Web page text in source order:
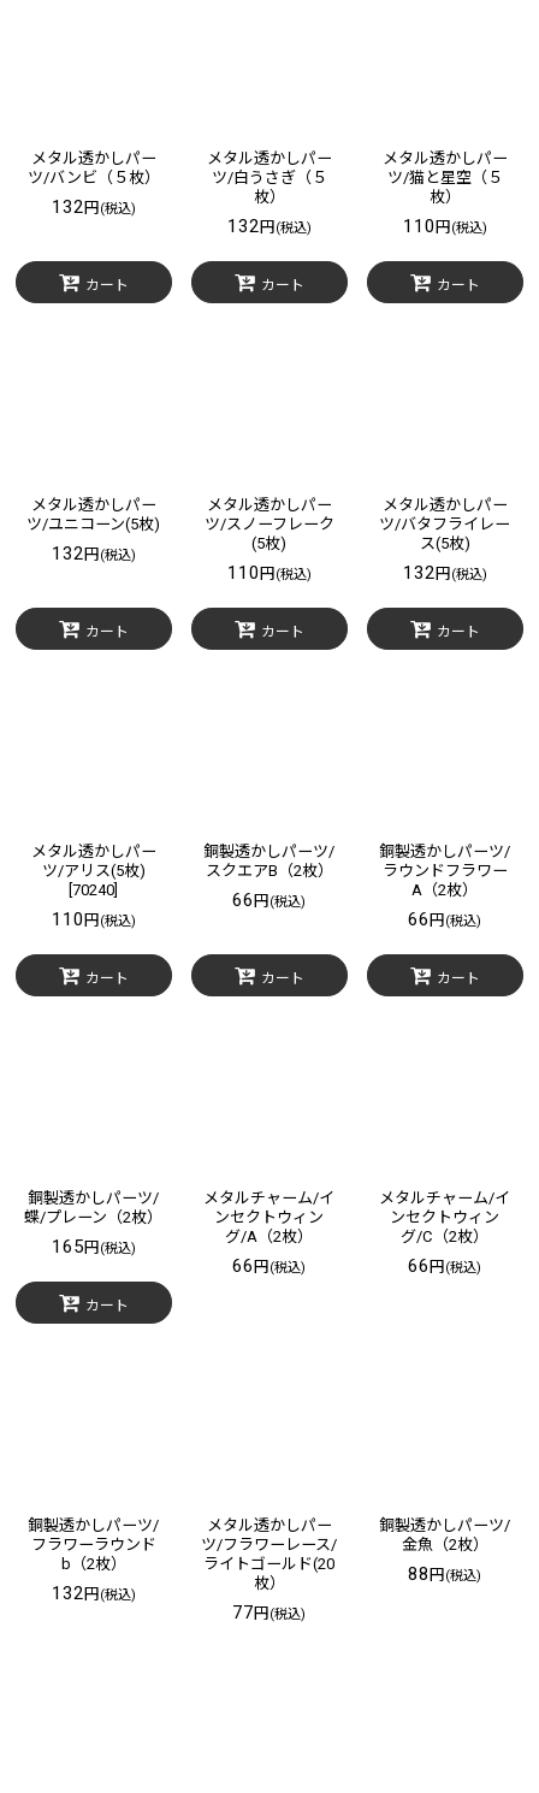
メタル透かしパー
ツ/バンビ（５枚）
132 円 (税込)
カート
メタル透かしパー
ツ/白うさぎ（５
枚）
132 円 (税込)
カート
メタル透かしパー
ツ/猫と星空（５
枚）
110 円 (税込)
カート
メタル透かしパー
ツ/ユニコーン(5枚)
132 円 (税込)
カート
メタル透かしパー
ツ/スノーフレーク
(5枚)
110 円 (税込)
カート
メタル透かしパー
ツ/バタフライレー
ス(5枚)
132 円 (税込)
カート
メタル透かしパー
ツ/アリス(5枚)
[70240
110 円 (税込)
カート
銅製透かしパーツ/
スクエアB（2枚）
66円 (税込)
カート
銅製透かしパーツ/
ラウンドフラワー
A（2枚）
66円 (税込)
カート
銅製透かしパーツ/
蝶/プレーン（2枚）
165 円 (税込)
カート
メタルチャーム/イ
ンセクトウィン
グ/A（2枚）
66円 (税込)
メタルチャーム/イ
ンセクトウィン
グ/C（2枚）
66円 (税込)
銅製透かしパーツ/
フラワーラウンド
b（2枚）
132 円 (税込)
メタル透かしパー
ツ/フラワーレース/
ライトゴールド(20
枚）
77円 (税込)
銅製透かしパーツ/
金魚（2枚）
88円 (税込)